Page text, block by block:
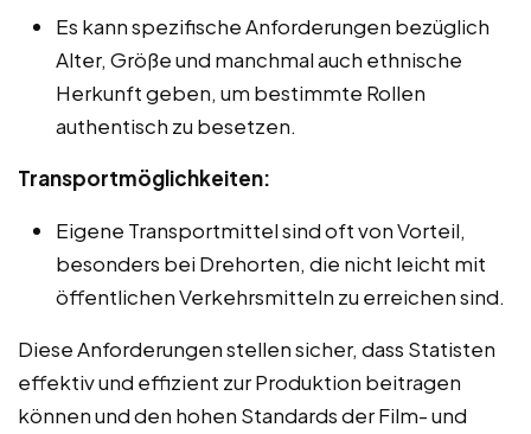
Es kann spezifische Anforderungen bezüglich
Alter, Größe und manchmal auch ethnische
Herkunft geben, um bestimmte Rollen
authentisch zu besetzen.
Transportmöglichkeiten:
Eigene Transportmittel sind oft von Vorteil,
besonders bei Drehorten, die nicht leicht mit
öffentlichen Verkehrsmitteln zu erreichen sind.
Diese Anforderungen stellen sicher, dass Statisten
effektiv und effizient zur Produktion beitragen
können und den hohen Standards der Film- und